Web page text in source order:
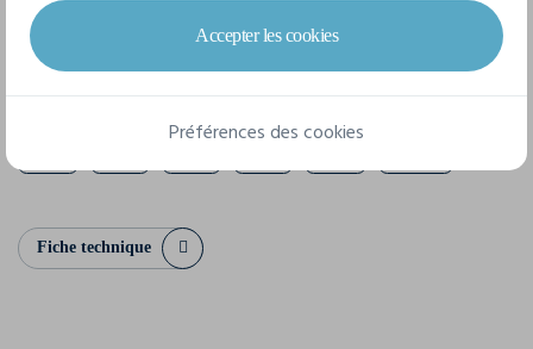
6 tailles disponibles
Fiche technique
Accepter les cookies
Préférences des cookies